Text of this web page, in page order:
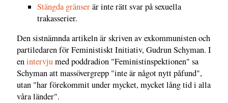
Stängda gränserär inte rätt svar på sexuella
trakasserier.
Den sistnämnda artikeln är skriven av exkommunisten och
partiledaren för Feministiskt Initiativ, Gudrun Schyman. I
enintervjumed poddradion "Feministinspektionen" sa
Schyman att massövergrepp "inte är något nytt påfund",
utan "har förekommit under mycket, mycket lång tid i alla
våra länder".